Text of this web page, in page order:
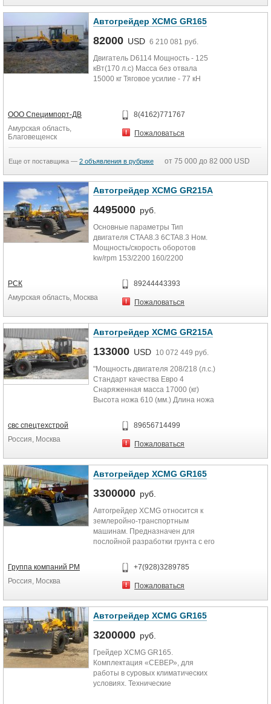
Автогрейдер XCMG GR165
82000 USD 6 210 081 руб.
Двигатель D6114 Мощность - 125
кВт(170 л.с) Масса без отвала
15000 кг Тяговое усилие - 77 кН
ООО Специмпорт-ДВ
Амурская область,
Благовещенск
8(4162)771767
Пожаловаться
Еще от поставщика — 2 объявления в рубрике от 75 000 до 82 000 USD
Автогрейдер XCMG GR215A
4495000 руб.
Основные параметры Тип
двигателя CTAA8.3 6CTA8.3 Ном.
Мощность/скорость оборотов
kw/rpm 153/2200 160/2200
машины mm...
РСК
Амурская область, Москва
89244443393
Пожаловаться
Автогрейдер XCMG GR215A
133000 USD 10 072 449 руб.
"Мощность двигателя 208/218 (л.с.)
Стандарт качества Евро 4
Снаряженная масса 17000 (кг)
Высота ножа 610 (мм.) Длина ножа
свс спецтехстрой
Россия, Москва
89656714499
Пожаловаться
Автогрейдер XCMG GR165
3300000 руб.
Автогрейдер XCMG относится к
землеройно-транспортным
машинам. Предназначен для
послойной разработки грунта с его
Группа компаний РМ
Россия, Москва
+7(928)3289785
Пожаловаться
Автогрейдер XCMG GR165
3200000 руб.
Грейдер XCMG GR165.
Комплектация «СЕВЕР», для
работы в суровых климатических
условиях. Технические